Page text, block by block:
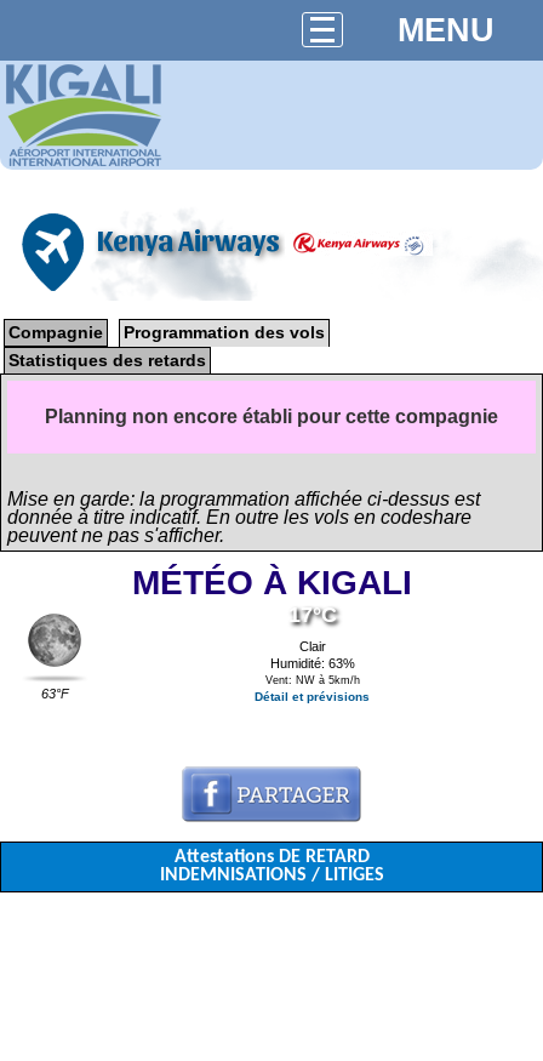
MENU
Kenya Airways
Compagnie
Programmation des vols
Statistiques des retards
Planning non encore établi pour cette compagnie
Mise en garde: la programmation affichée ci-dessus est
donnée à titre indicatif. En outre les vols en codeshare
peuvent ne pas s'afficher.
MÉTÉO À KIGALI
63°F
17°C
Clair
Humidité: 63%
Vent: NW à 5km/h
Détail et prévisions
Attestations DE RETARD
INDEMNISATIONS / LITIGES